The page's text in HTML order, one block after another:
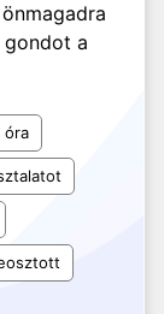
gondot a
óra